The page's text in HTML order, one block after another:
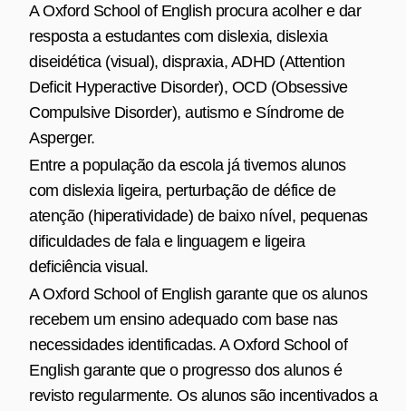
A Oxford School of English procura acolher e dar
resposta a estudantes com dislexia, dislexia
diseidética (visual), dispraxia, ADHD (Attention
Deficit Hyperactive Disorder), OCD (Obsessive
Compulsive Disorder), autismo e Síndrome de
Asperger.
Entre a população da escola já tivemos alunos
com dislexia ligeira, perturbação de défice de
atenção (hiperatividade) de baixo nível, pequenas
dificuldades de fala e linguagem e ligeira
deficiência visual.
A Oxford School of English garante que os alunos
recebem um ensino adequado com base nas
necessidades identificadas. A Oxford School of
English garante que o progresso dos alunos é
revisto regularmente. Os alunos são incentivados a